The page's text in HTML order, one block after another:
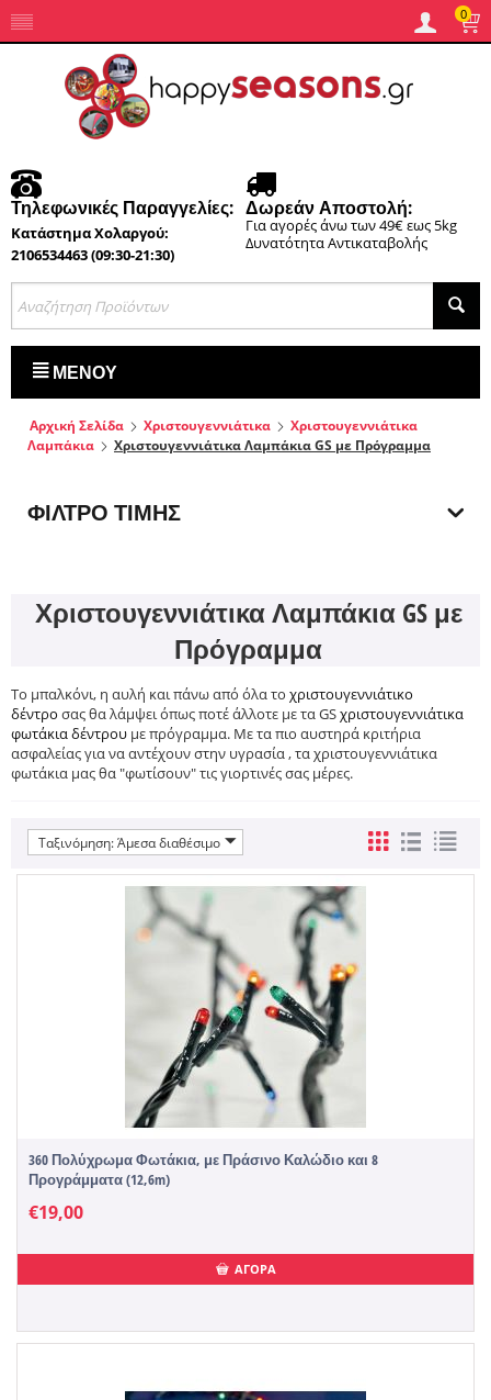
0
Τηλεφωνικές Παραγγελίες:
Κατάστημα Χολαργού:
2106534463 (09:30-21:30)
Δωρεάν Αποστολή:
Για αγορές άνω των 49€ εως 5kg
Δυνατότητα Αντικαταβολής
ΜΕΝΟΎ
Αρχική Σελίδα Χριστουγεννιάτικα
Χριστουγεννιάτικα
Λαμπάκια
Χριστουγεννιάτικα Λαμπάκια GS με Πρόγραμμα
ΦΊΛΤΡΟ ΤΙΜΉΣ
Χριστουγεννιάτικα Λαμπάκια GS με
Πρόγραμμα
Το μπαλκόνι, η αυλή και πάνω από όλα το χριστουγεννιάτικο
δέντρο σας θα λάμψει όπως ποτέ άλλοτε με τα GSχριστουγεννιάτικα
φωτάκια δέντρου με πρόγραμμα. Με τα πιο αυστηρά κριτήρια
ασφαλείας για να αντέχουν στην υγρασία , τα χριστουγεννιάτικα
φωτάκια μας θα "φωτίσουν" τις γιορτινές σας μέρες.
Ταξινόμηση: Άμεσα διαθέσιμο
360 Πολύχρωμα Φωτάκια, με Πράσινο Καλώδιο και 8
Προγράμματα (12,6m)
€19,00
ΑΓΟΡΑ